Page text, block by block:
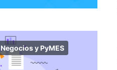
Negocios y PyMES